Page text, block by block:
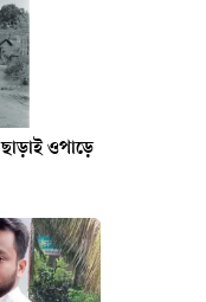
ছাড়াই ওপাড়ে